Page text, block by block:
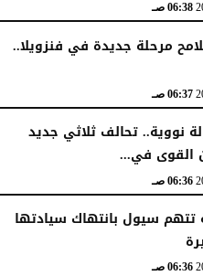
06:38 صـ
مرحلة جديدة في فنزويلا..
06:37 صـ
نووية.. تحالف ثلاثي جديد
القوى في...
06:36 صـ
تتهم سيول بانتهاك سيادتها
06:36 صـ